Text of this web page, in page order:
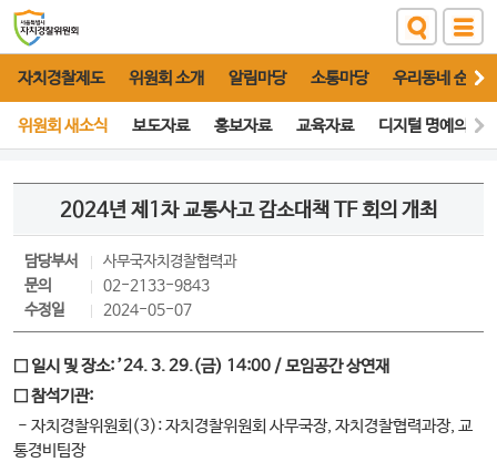
자치경찰제도 위원회 소개 알림마당 소통마당 우리동네 순찰대
위원회 새소식 보도자료 홍보자료 교육자료 디지털 명예의 전
2024년 제1차 교통사고 감소대책 TF 회의 개최
담당부서 사무국자치경찰협력과
문의
02-2133-9843
수정일
2024-05-07
□ 일시 및 장소: ’24. 3. 29.(금) 14:00 /모임공간 상연재
□ 참석기관:
- 자치경찰위원회(3): 자치경찰위원회 사무국장, 자치경찰협력과장, 교
통경비팀장